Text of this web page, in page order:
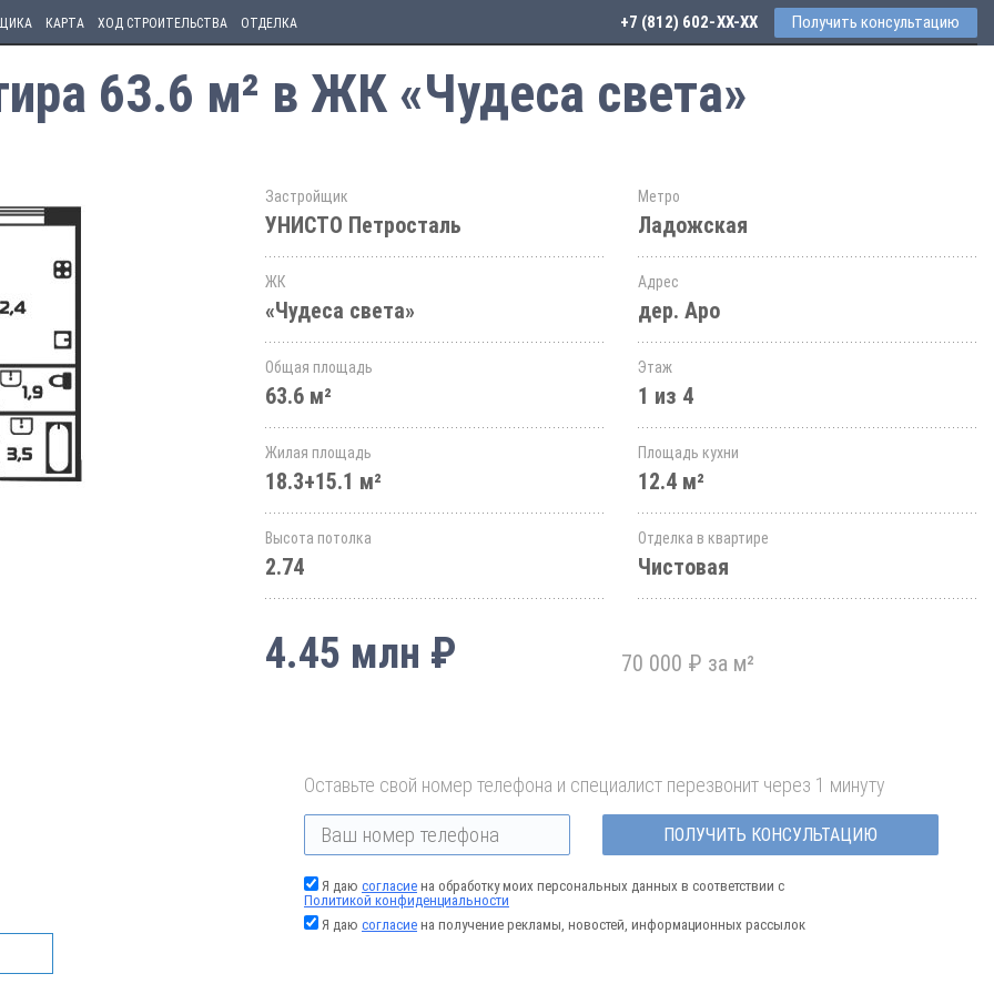
КАРТА ХОД СТРОИТЕЛЬСТВА ОТДЕЛКА +7 (812) 602-44-77 Получить консультацию
63.6 м² в ЖК «Чудеса света»
Застройщик
УНИСТО Петросталь
Метро
Ладожская
ЖК
«Чудеса света»
Адрес
дер. Аро
Общая площадь
63.6 м²
Этаж
1 из 4
Жилая площадь
18.3+15.1 м²
Площадь кухни
12.4 м²
Высота потолка
2.74
Отделка в квартире
Чистовая
4.45 млн ₽ 70 000 ₽ за м²
Оставьте свой номер телефона и специалист перезвонит через 1 минуту
ПОЛУЧИТЬ КОНСУЛЬТАЦИЮ
Я даю согласие на обработку моих персональных данных в соответствии с
Политикой конфиденциальности
Я даю согласие на получение рекламы, новостей, информационных рассылок